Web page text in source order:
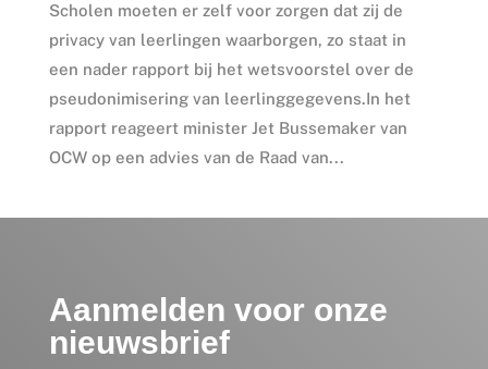
Scholen moeten er zelf voor zorgen dat zij de
privacy van leerlingen waarborgen, zo staat in
een nader rapport bij het wetsvoorstel over de
pseudonimisering van leerlinggegevens.In het
rapport reageert minister Jet Bussemaker van
OCW op een advies van de Raad van...
Aanmelden voor onze
nieuwsbrief